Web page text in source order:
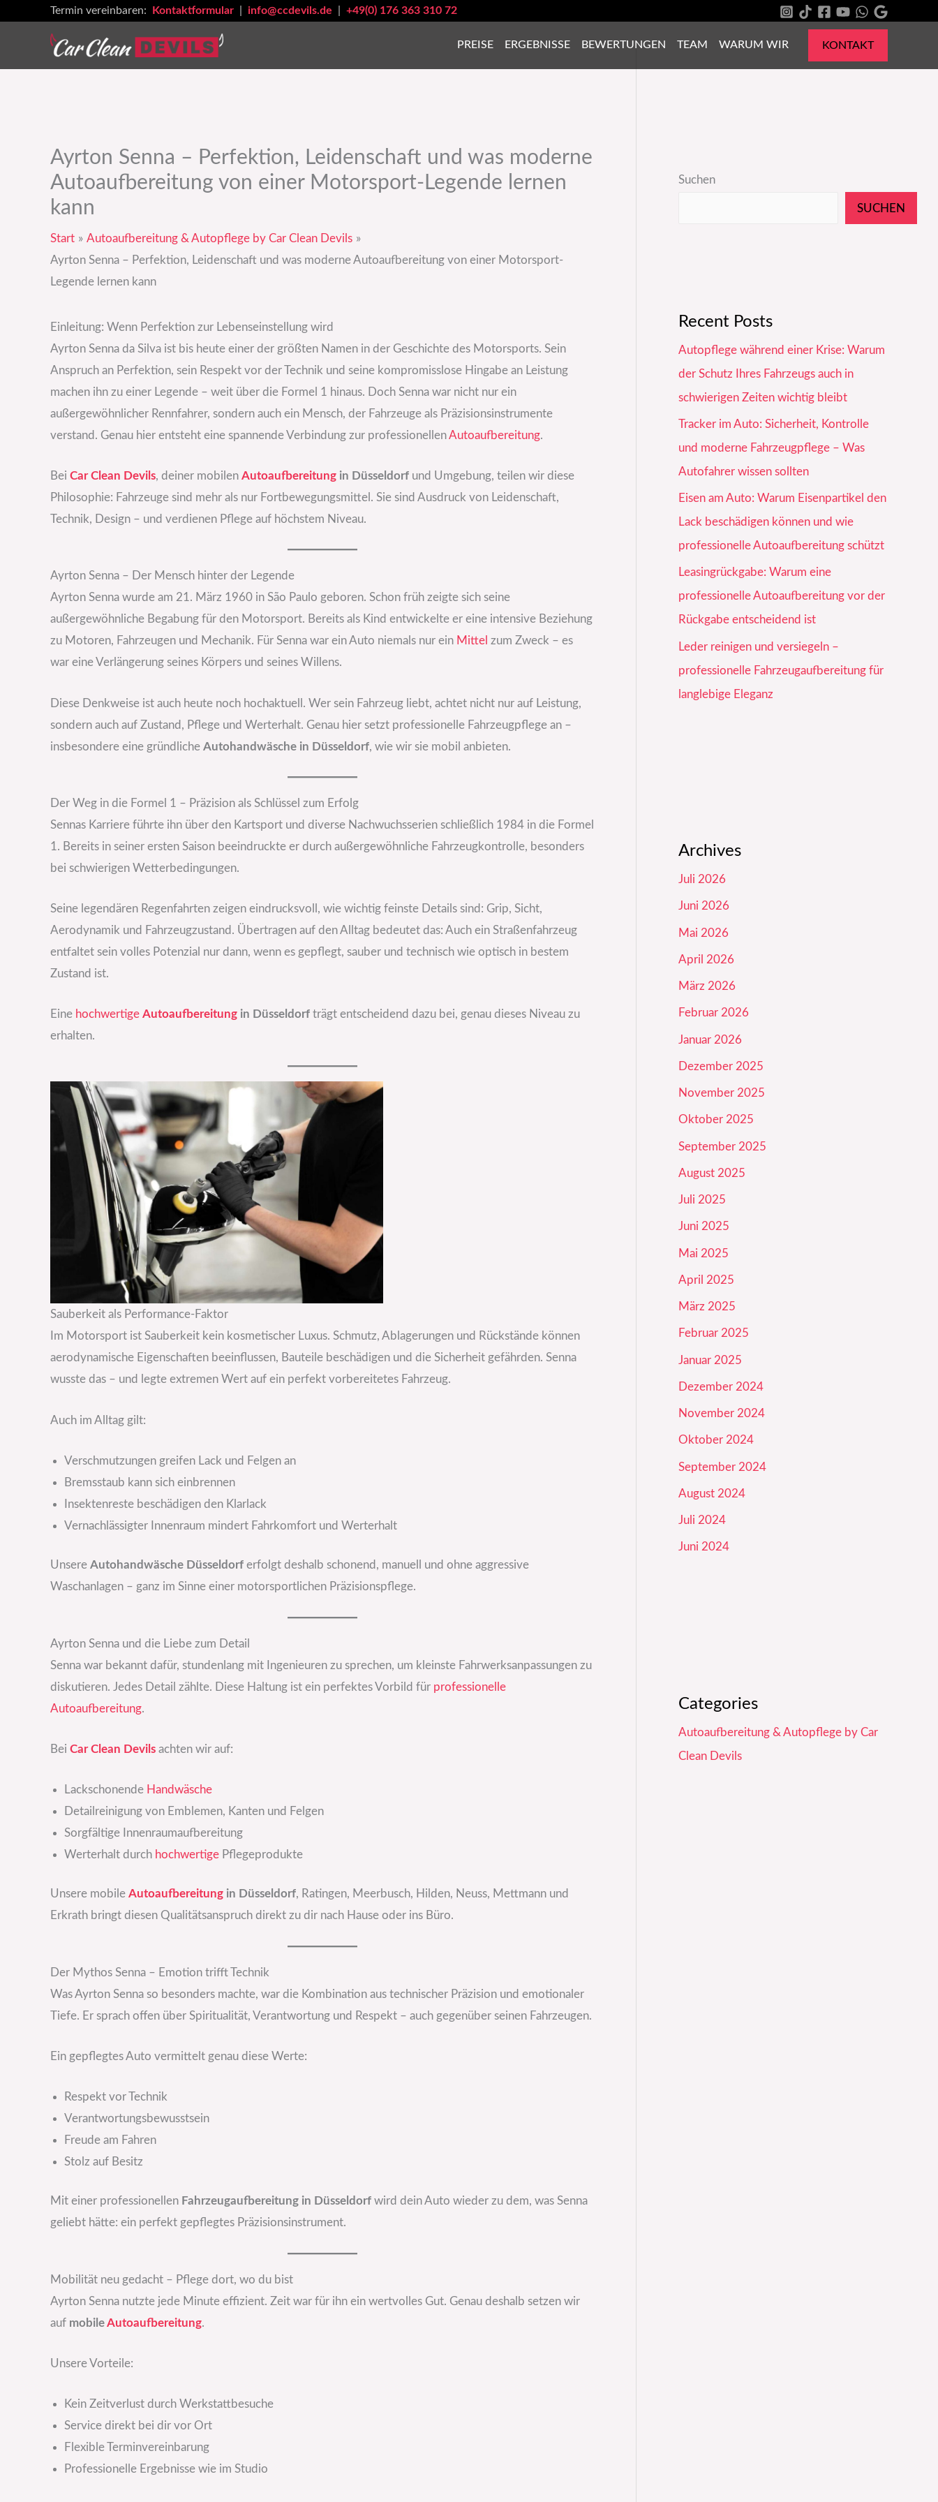
Termin vereinbaren: Kontaktformular info@ccdevils.de +49(0) 176 363 310 72
PREISE ERGEBNISSE BEWERTUNGEN TEAM WARUM WIR KONTAKT
Ayrton Senna – Perfektion, Leidenschaft und was moderne
Autoaufbereitung von einer Motorsport-Legende lernen
kann
Start
Autoaufbereitung & Autopflege by Car Clean Devils
Ayrton Senna – Perfektion, Leidenschaft und was moderne Autoaufbereitung von einer Motorsport-
Legende lernen kann
Einleitung: Wenn Perfektion zur Lebenseinstellung wird
Ayrton Senna da Silva ist bis heute einer der größten Namen in der Geschichte des Motorsports. Sein
Anspruch an Perfektion, sein Respekt vor der Technik und seine kompromisslose Hingabe an Leistung
machen ihn zu einer Legende – weit über die Formel 1 hinaus. Doch Senna war nicht nur ein
außergewöhnlicher Rennfahrer, sondern auch ein Mensch, der Fahrzeuge als Präzisionsinstrumente
verstand. Genau hier entsteht eine spannende Verbindung zur professionellenAutoaufbereitung.
Bei Car Clean Devils, deiner mobilen Autoaufbereitung in Düsseldorf und Umgebung, teilen wir diese
Philosophie: Fahrzeuge sind mehr als nur Fortbewegungsmittel. Sie sind Ausdruck von Leidenschaft,
Technik, Design – und verdienen Pflege auf höchstem Niveau.
Ayrton Senna – Der Mensch hinter der Legende
Ayrton Senna wurde am 21. März 1960 in São Paulo geboren. Schon früh zeigte sich seine
außergewöhnliche Begabung für den Motorsport. Bereits als Kind entwickelte er eine intensive Beziehung
zu Motoren, Fahrzeugen und Mechanik. Für Senna war ein Auto niemals nur ein Mittel zum Zweck – es
war eine Verlängerung seines Körpers und seines Willens.
Diese Denkweise ist auch heute noch hochaktuell. Wer sein Fahrzeug liebt, achtet nicht nur auf Leistung,
sondern auch auf Zustand, Pflege und Werterhalt. Genau hier setzt professionelle Fahrzeugpflege an –
insbesondere eine gründliche Autohandwäsche in Düsseldorf, wie wir sie mobil anbieten.
Der Weg in die Formel 1 – Präzision als Schlüssel zum Erfolg
Sennas Karriere führte ihn über den Kartsport und diverse Nachwuchsserien schließlich 1984 in die Formel
1. Bereits in seiner ersten Saison beeindruckte er durch außergewöhnliche Fahrzeugkontrolle, besonders
bei schwierigen Wetterbedingungen.
Seine legendären Regenfahrten zeigen eindrucksvoll, wie wichtig feinste Details sind: Grip, Sicht,
Aerodynamik und Fahrzeugzustand. Übertragen auf den Alltag bedeutet das: Auch ein Straßenfahrzeug
entfaltet sein volles Potenzial nur dann, wenn es gepflegt, sauber und technisch wie optisch in bestem
Zustand ist.
Eine hochwertige Autoaufbereitung in Düsseldorf trägt entscheidend dazu bei, genau dieses Niveau zu
erhalten.
Sauberkeit als Performance-Faktor
Im Motorsport ist Sauberkeit kein kosmetischer Luxus. Schmutz, Ablagerungen und Rückstände können
aerodynamische Eigenschaften beeinflussen, Bauteile beschädigen und die Sicherheit gefährden. Senna
wusste das – und legte extremen Wert auf ein perfekt vorbereitetes Fahrzeug.
Auch im Alltag gilt:
Verschmutzungen greifen Lack und Felgen an
Bremsstaub kann sich einbrennen
Insektenreste beschädigen den Klarlack
Vernachlässigter Innenraum mindert Fahrkomfort und Werterhalt
Unsere Autohandwäsche Düsseldorf erfolgt deshalb schonend, manuell und ohne aggressive
Waschanlagen – ganz im Sinne einer motorsportlichen Präzisionspflege.
Ayrton Senna und die Liebe zum Detail
Senna war bekannt dafür, stundenlang mit Ingenieuren zu sprechen, um kleinste Fahrwerksanpassungen zu
diskutieren. Jedes Detail zählte. Diese Haltung ist ein perfektes Vorbild für professionelle
Autoaufbereitung.
Bei Car Clean Devils achten wir auf:
Lackschonende Handwäsche
Detailreinigung von Emblemen, Kanten und Felgen
Sorgfältige Innenraumaufbereitung
Werterhalt durch hochwertige Pflegeprodukte
Unsere mobile Autoaufbereitung in Düsseldorf, Ratingen, Meerbusch, Hilden, Neuss, Mettmann und
Erkrath bringt diesen Qualitätsanspruch direkt zu dir nach Hause oder ins Büro.
Der Mythos Senna – Emotion trifft Technik
Was Ayrton Senna so besonders machte, war die Kombination aus technischer Präzision und emotionaler
Tiefe. Er sprach offen über Spiritualität, Verantwortung und Respekt – auch gegenüber seinen Fahrzeugen.
Ein gepflegtes Auto vermittelt genau diese Werte:
Respekt vor Technik
Verantwortungsbewusstsein
Freude am Fahren
Stolz auf Besitz
Mit einer professionellen Fahrzeugaufbereitung in Düsseldorf wird dein Auto wieder zu dem, was Senna
geliebt hätte: ein perfekt gepflegtes Präzisionsinstrument.
Mobilität neu gedacht – Pflege dort, wo du bist
Ayrton Senna nutzte jede Minute effizient. Zeit war für ihn ein wertvolles Gut. Genau deshalb setzen wir
auf mobileAutoaufbereitung.
Unsere Vorteile:
Kein Zeitverlust durch Werkstattbesuche
Service direkt bei dir vor Ort
Flexible Terminvereinbarung
Professionelle Ergebnisse wie im Studio
Suchen
SUCHEN
Recent Posts
Autopflege während einer Krise: Warum
der Schutz Ihres Fahrzeugs auch in
schwierigen Zeiten wichtig bleibt
Tracker im Auto: Sicherheit, Kontrolle
und moderne Fahrzeugpflege – Was
Autofahrer wissen sollten
Eisen am Auto: Warum Eisenpartikel den
Lack beschädigen können und wie
professionelle Autoaufbereitung schützt
Leasingrückgabe: Warum eine
professionelle Autoaufbereitung vor der
Rückgabe entscheidend ist
Leder reinigen und versiegeln –
professionelle Fahrzeugaufbereitung für
langlebige Eleganz
Archives
Juli 2026
Juni 2026
Mai 2026
April 2026
März 2026
Februar 2026
Januar 2026
Dezember 2025
November 2025
Oktober 2025
September 2025
August 2025
Juli 2025
Juni 2025
Mai 2025
April 2025
März 2025
Februar 2025
Januar 2025
Dezember 2024
November 2024
Oktober 2024
September 2024
August 2024
Juli 2024
Juni 2024
Categories
Autoaufbereitung & Autopflege by Car
Clean Devils